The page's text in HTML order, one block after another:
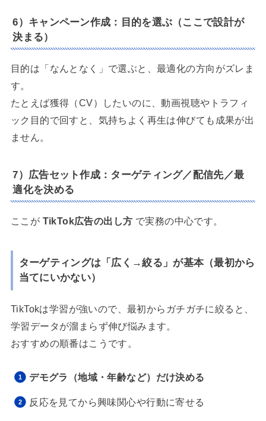
6）キャンペーン作成：目的を選ぶ（ここで設計が
決まる）
目的は「なんとなく」で選ぶと、最適化の方向がズレま
す。
たとえば獲得（CV）したいのに、動画視聴やトラフィ
ック目的で回すと、気持ちよく再生は伸びても成果が出
ません。
7）広告セット作成：ターゲティング／配信先／最
適化を決める
ここが TikTok広告の出し方 で実務の中心です。
ターゲティングは「広く→絞る」が基本（最初から
当てにいかない）
TikTokは学習が強いので、最初からガチガチに絞ると、
学習データが溜まらず伸び悩みます。
おすすめの順番はこうです。
デモグラ（地域・年齢など）だけ決める
反応を見てから興味関心や行動に寄せる